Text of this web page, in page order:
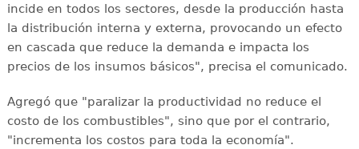
incide en todos los sectores, desde la producción hasta
la distribución interna y externa, provocando un efecto
en cascada que reduce la demanda e impacta los
precios de los insumos básicos", precisa el comunicado.
Agregó que "paralizar la productividad no reduce el
costo de los combustibles", sino que por el contrario,
"incrementa los costos para toda la economía".